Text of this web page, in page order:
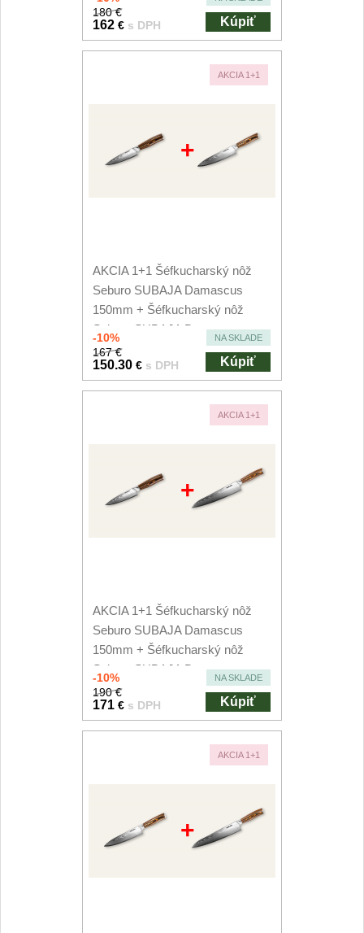
180 €
162 € s DPH Kúpiť
AKCIA 1+1
+
AKCIA 1+1 Šéfkucharský nôž
Seburo SUBAJA Damascus
150mm + Šéfkucharský nôž
Seburo SUBAJA Damascus...
-10% NA SKLADE
167 €
150.30 € s DPH Kúpiť
AKCIA 1+1
+
AKCIA 1+1 Šéfkucharský nôž
Seburo SUBAJA Damascus
150mm + Šéfkucharský nôž
Seburo SUBAJA Damascus...
-10% NA SKLADE
190 €
171 € s DPH Kúpiť
AKCIA 1+1
+